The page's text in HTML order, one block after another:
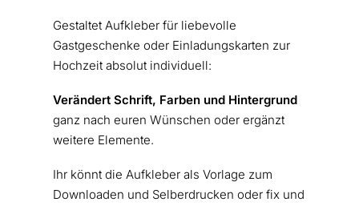
Gestaltet Aufkleber für liebevolle
Gastgeschenke oder Einladungskarten zur
Hochzeit absolut individuell:
Verändert Schrift, Farben und Hintergrund
ganz nach euren Wünschen oder ergänzt
weitere Elemente.
Ihr könnt die Aufkleber als Vorlage zum
Downloaden und Selberdrucken oder fix und